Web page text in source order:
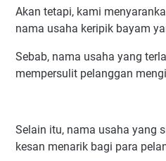
Nama Usaha Keripik Bayam
Usaha
Akan tetapi, kami
nama usaha keripik bayam
Sebab, nama usaha yang
mempersulit pelanggan
Selain itu, nama usaha yang
kesan menarik bagi para